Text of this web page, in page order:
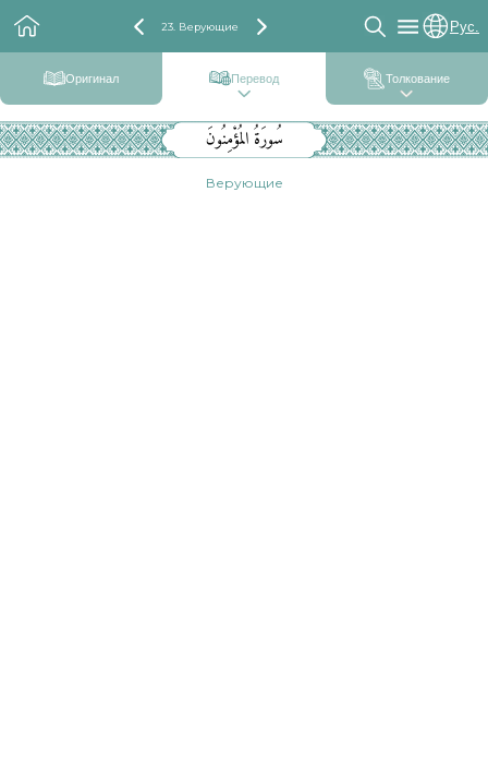
23. Верующие Рус.
Оригинал Перевод Толкование
سُورَةُ المُؤْمِنُونَ
Верующие